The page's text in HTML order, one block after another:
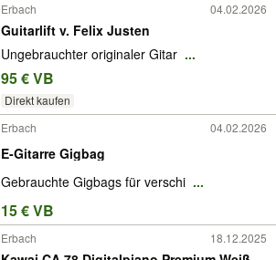
Erbach 04.02.2026
Guitarlift v. Felix Justen
Ungebrauchter originaler Gitar ...
95 € VB
Direkt kaufen
Erbach 04.02.2026
E-Gitarre Gigbag
Gebrauchte Gigbags für verschi ...
15 € VB
Erbach 18.12.2025